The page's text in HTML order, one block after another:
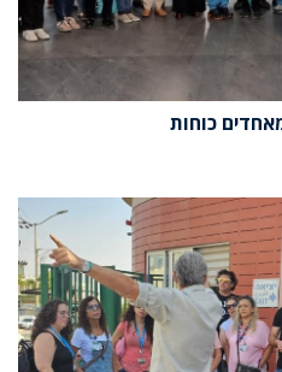
כוחות